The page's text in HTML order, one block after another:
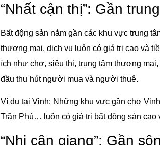
“Nhất cận thị”: Gần
Bất động sản nằm gần các khu vực trung
thương mại, dịch vụ luôn có giá trị cao và
ích như chợ, siêu thị, trung tâm thương
đầu thu hút người mua và người thuê.
Ví dụ tại Vinh: Những khu vực gần chợ
Trần Phú… luôn có giá trị bất động sản cao
“Nhị cận giang”: Gần